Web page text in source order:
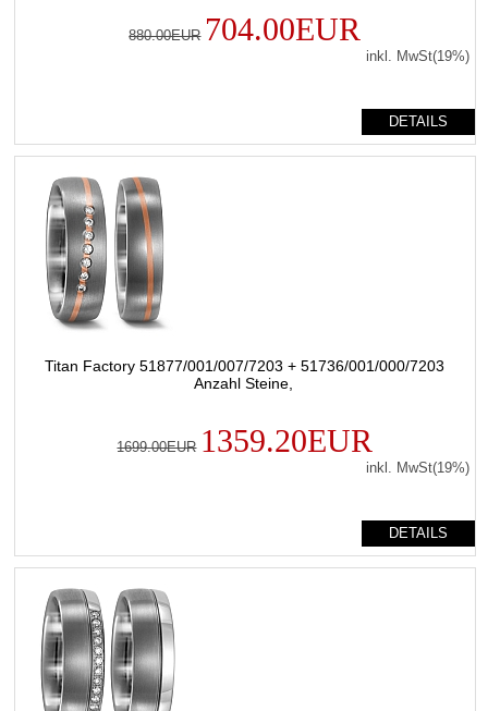
880.00EUR 704.00EUR
inkl. MwSt(19%)
DETAILS
Titan Factory 51877/001/007/7203 + 51736/001/000/7203
Anzahl Steine,
1699.00EUR 1359.20EUR
inkl. MwSt(19%)
DETAILS